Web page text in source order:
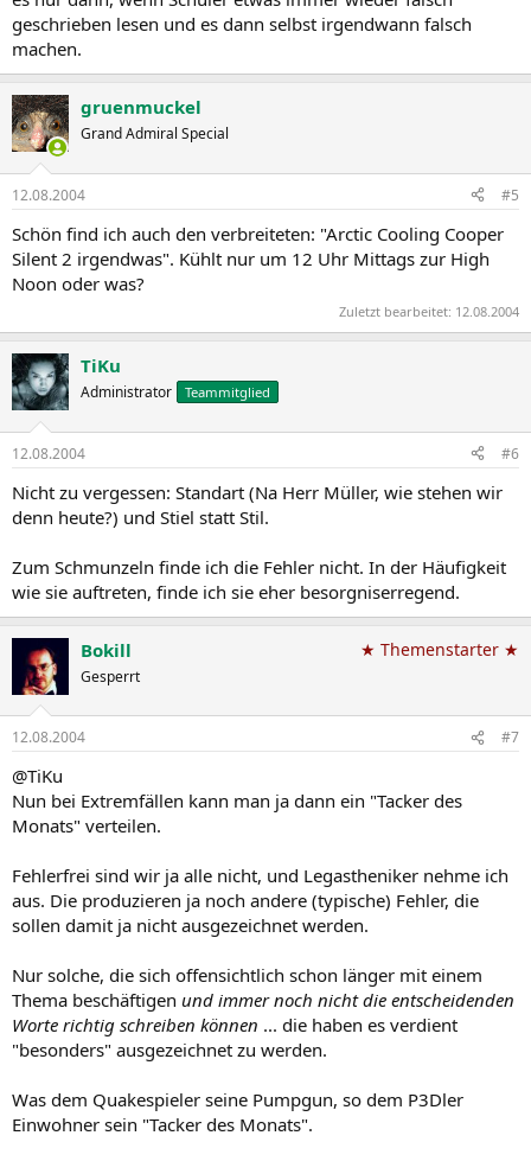
geschrieben lesen und es dann selbst irgendwann falsch
machen.
gruenmuckel
Grand Admiral Special
12.08.2004 #5
Schön find ich auch den verbreiteten: "Arctic Cooling Cooper
Silent 2 irgendwas". Kühlt nur um 12 Uhr Mittags zur High
Noon oder was?
Zuletzt bearbeitet: 12.08.2004
TiKu
Administrator Teammitglied
12.08.2004 #6
Nicht zu vergessen: Standart (Na Herr Müller, wie stehen wir
denn heute?) und Stiel statt Stil.
Zum Schmunzeln finde ich die Fehler nicht. In der Häufigkeit
wie sie auftreten, finde ich sie eher besorgniserregend.
Bokill
Gesperrt
★ Themenstarter ★
12.08.2004 #7
@TiKu
Nun bei Extremfällen kann man ja dann ein "Tacker des
Monats" verteilen.
Fehlerfrei sind wir ja alle nicht, und Legastheniker nehme ich
aus. Die produzieren ja noch andere (typische) Fehler, die
sollen damit ja nicht ausgezeichnet werden.
Nur solche, die sich offensichtlich schon länger mit einem
Thema beschäftigen und immer noch nicht die entscheidenden
Worte richtig schreiben können ... die haben es verdient
"besonders" ausgezeichnet zu werden.
Was dem Quakespieler seine Pumpgun, so dem P3Dler
Einwohner sein "Tacker des Monats".